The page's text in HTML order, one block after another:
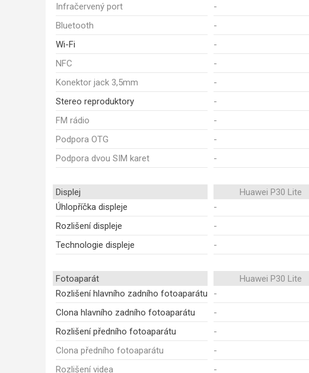
Infračervený port
-
Bluetooth
-
Wi-Fi
-
NFC
-
Konektor jack 3,5mm
-
Stereo reproduktory
-
FM rádio
-
Podpora OTG
-
Podpora dvou SIM karet
-
Displej Huawei P30 Lite
Úhlopříčka displeje
-
Rozlišení displeje
-
Technologie displeje
-
Fotoaparát Huawei P30 Lite
Rozlišení hlavního zadního fotoaparátu
-
Clona hlavního zadního fotoaparátu
-
Rozlišení předního fotoaparátu
-
Clona předního fotoaparátu
-
Rozlišení videa
-